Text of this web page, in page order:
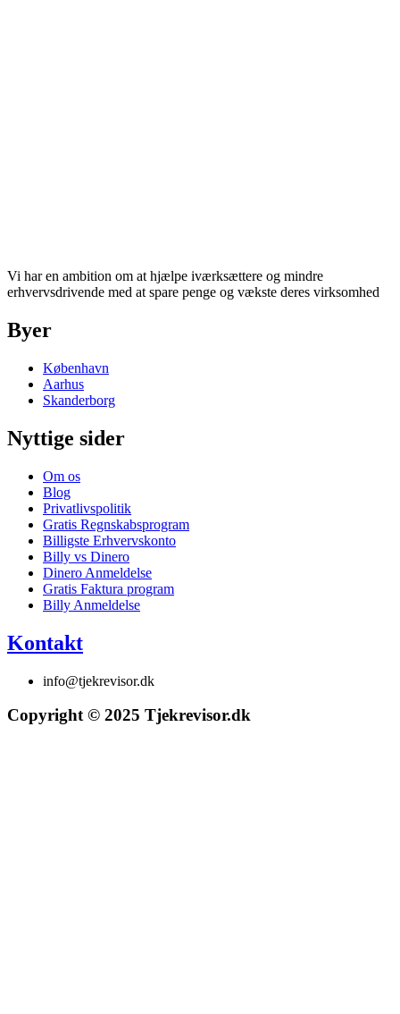
Vi har en ambition om at hjælpe iværksættere og mindre
erhvervsdrivende med at spare penge og vækste deres virksomhed
Byer
København
Aarhus
Skanderborg
Nyttige sider
Om os
Blog
Privatlivspolitik
Gratis Regnskabsprogram
Billigste Erhvervskonto
Billy vs Dinero
Dinero Anmeldelse
Gratis Faktura program
Billy Anmeldelse
Kontakt
info@tjekrevisor.dk
Copyright © 2025 Tjekrevisor.dk